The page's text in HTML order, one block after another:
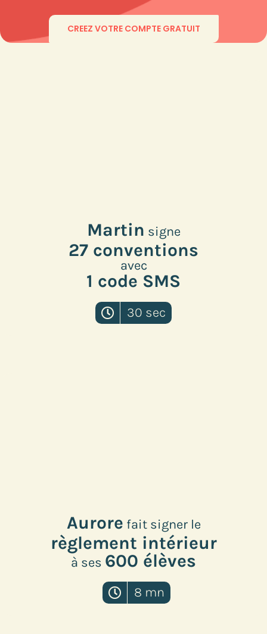
CREEZ VOTRE COMPTE GRATUIT
Martin signe
27 conventions
avec
1 code SMS
30 sec
Aurore fait signer le
règlement intérieur
à ses 600 élèves
8 mn